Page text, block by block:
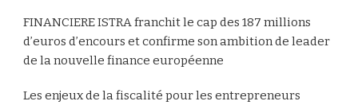
FINANCIERE ISTRA franchit le cap des 187 millions
d’euros d’encours et confirme son ambition de leader
de la nouvelle finance européenne
Les enjeux de la fiscalité pour les entrepreneurs